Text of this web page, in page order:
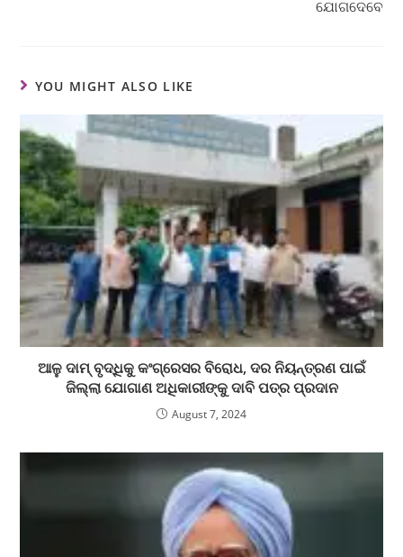
ଯୋଗଦେବେ
YOU MIGHT ALSO LIKE
ଆଳୁ ଦାମ୍ ବୃଦ୍ଧିକୁ କଂଗ୍ରେସର ବିରୋଧ, ଦର ନିୟନ୍ତ୍ରଣ ପାଇଁ
ଜିଲ୍ଲା ଯୋଗାଣ ଅଧିକାରୀଙ୍କୁ ଦାବି ପତ୍ର ପ୍ରଦାନ
August 7, 2024